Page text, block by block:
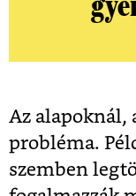
Az alapoknál,
probléma.
szemben